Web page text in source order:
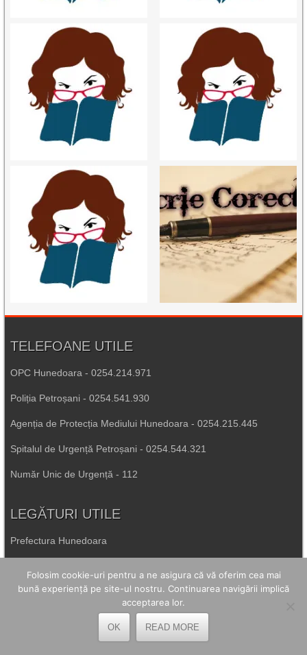
TELEFOANE UTILE
OPC Hunedoara - 0254.214.971
Poliția Petroșani - 0254.541.930
Agenția de Protecția Mediului Hunedoara - 0254.215.445
Spitalul de Urgență Petroșani - 0254.544.321
Număr Unic de Urgență - 112
LEGĂTURI UTILE
Prefectura Hunedoara
Inspectoratul Școlar Hunedoara
Consiliul Județean Hunedoara
Folosim cookie-uri pentru a ne asigura că vă oferim cea mai
bună experiență pe site-ul nostru. Continuarea navigării implică
acceptarea lor.
OK READ MORE